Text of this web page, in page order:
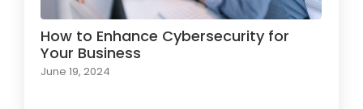
How to Enhance Cybersecurity for
Your Business
June 19, 2024